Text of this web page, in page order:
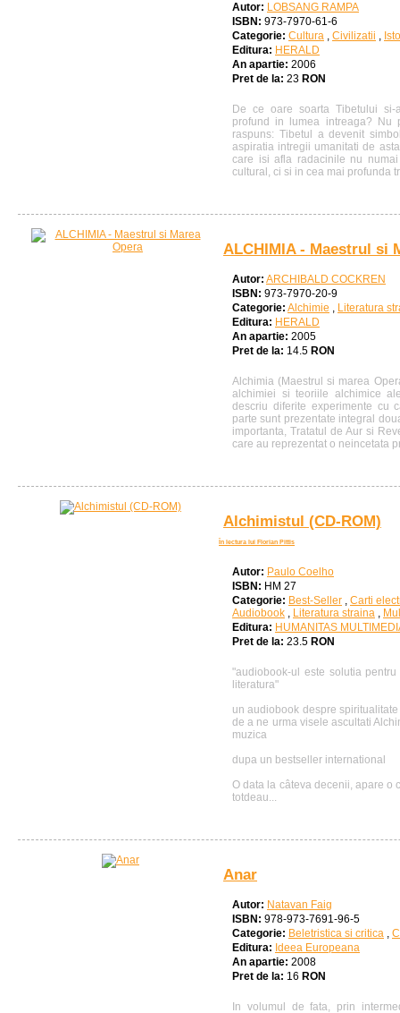
Autor: LOBSANG RAMPA
ISBN: 973-7970-61-6
Categorie: Cultura , Civilizatii ,
Editura: HERALD
An apartie: 2006
Pret de la: 23 RON
De ce oare soarta Tibetului
profund in lumea intreaga? Nu
raspuns: Tibetul a devenit
aspiratia intregii umanitati de
care isi afla radacinile nu
cultural, ci si in cea mai profunda
ALCHIMIA - Maestrul si
Autor: ARCHIBALD COCKREN
ISBN: 973-7970-20-9
Categorie: Alchimie , Literatura
Editura: HERALD
An apartie: 2005
Pret de la: 14.5 RON
Alchimia (Maestrul si marea
alchimiei si teoriile alchimice
descriu diferite experimente cu
parte sunt prezentate integral
importanta, Tratatul de Aur si
care au reprezentat o neincetata
Alchimistul (CD-ROM)
În lectura lui Florian Pittis
Autor: Paulo Coelho
ISBN: HM 27
Categorie: Best-Seller , Carti
Audiobook , Literatura straina ,
Editura: HUMANITAS
Pret de la: 23.5 RON
"audiobook-ul este solutia
literatura"
un audiobook despre
de a ne urma visele ascultati
muzica
dupa un bestseller international
O data la câteva decenii, apare o
totdeau...
Anar
Autor: Natavan Faig
ISBN: 978-973-7691-96-5
Categorie: Beletristica si critica ,
Editura: Ideea Europeana
An apartie: 2008
Pret de la: 16 RON
In volumul de fata, prin